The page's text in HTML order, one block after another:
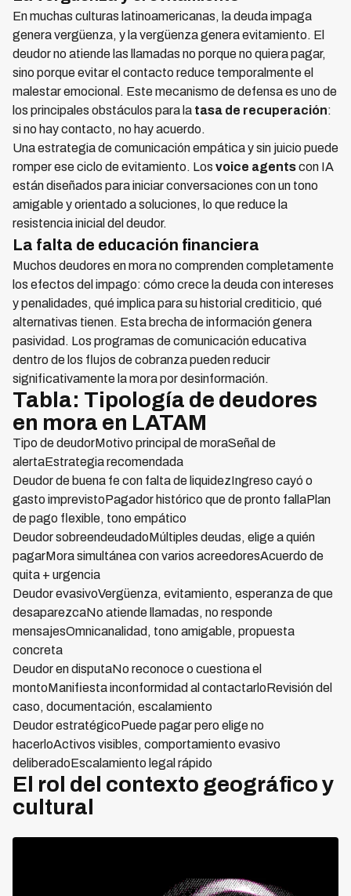
En muchas culturas latinoamericanas, la deuda impaga
genera vergüenza, y la vergüenza genera evitamiento. El
deudor no atiende las llamadas no porque no quiera pagar,
sino porque evitar el contacto reduce temporalmente el
malestar emocional. Este mecanismo de defensa es uno de
los principales obstáculos para la tasa de recuperación:
si no hay contacto, no hay acuerdo.
Una estrategia de comunicación empática y sin juicio puede
romper ese ciclo de evitamiento. Los voice agentscon IA
están diseñados para iniciar conversaciones con un tono
amigable y orientado a soluciones, lo que reduce la
resistencia inicial del deudor.
La falta de educación financiera
Muchos deudores en mora no comprenden completamente
los efectos del impago: cómo crece la deuda con intereses
y penalidades, qué implica para su historial crediticio, qué
alternativas tienen. Esta brecha de información genera
pasividad. Los programas de comunicación educativa
dentro de los flujos de cobranza pueden reducir
significativamente la mora por desinformación.
Tabla: Tipología de deudores
en mora en LATAM
Tipo de deudorMotivo principal de moraSeñal de
alertaEstrategia recomendada
Deudor de buena fe con falta de liquidezIngreso cayó o
gasto imprevistoPagador histórico que de pronto fallaPlan
de pago flexible, tono empático
Deudor sobreendeudadoMúltiples deudas, elige a quién
pagarMora simultánea con varios acreedoresAcuerdo de
quita + urgencia
Deudor evasivoVergüenza, evitamiento, esperanza de que
desaparezcaNo atiende llamadas, no responde
mensajesOmnicanalidad, tono amigable, propuesta
concreta
Deudor en disputaNo reconoce o cuestiona el
montoManifiesta inconformidad al contactarloRevisión del
caso, documentación, escalamiento
Deudor estratégicoPuede pagar pero elige no
hacerloActivos visibles, comportamiento evasivo
deliberadoEscalamiento legal rápido
El rol del contexto geográfico y
cultural